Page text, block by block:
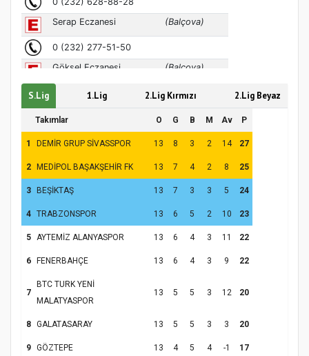
Samsun Atakum’da Yaz Kur’an Kursu
Kapanış Programı
S.Lig 1.Lig 2.Lig Kırmızı 2.Lig Beyaz
Takımlar O G B M Av P
1 DEMİR GRUP SİVASSPOR 13 8 3 2 14 27
2 MEDİPOL BAŞAKŞEHİR FK 13 7 4 2 8 25
3 BEŞİKTAŞ 13 7 3 3 5 24
4 TRABZONSPOR 13 6 5 2 10 23
5 AYTEMİZ ALANYASPOR 13 6 4 3 11 22
6 FENERBAHÇE 13 6 4 3 9 22
7
BTC TURK YENİ
MALATYASPOR
13 5 5 3 12 20
8 GALATASARAY 13 5 5 3 3 20
9 GÖZTEPE 13 4 5 4 -1 17